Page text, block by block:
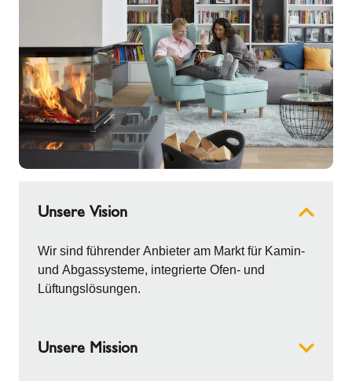
Unsere Vision
Wir sind führender Anbieter am Markt für Kamin-
und Abgassysteme, integrierte Ofen- und
Lüftungslösungen.
Unsere Mission